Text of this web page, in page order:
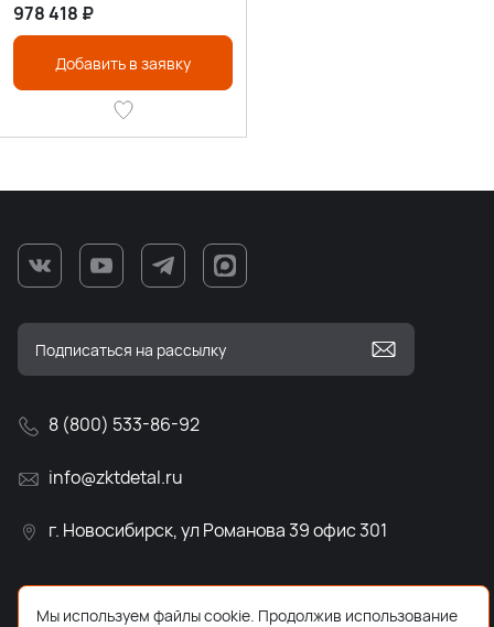
978 418 ₽
Добавить в заявку
8 (800) 533-86-92
info@zktdetal.ru
г. Новосибирск, ул Романова 39 офис 301
Мы используем файлы cookie. Продолжив использование